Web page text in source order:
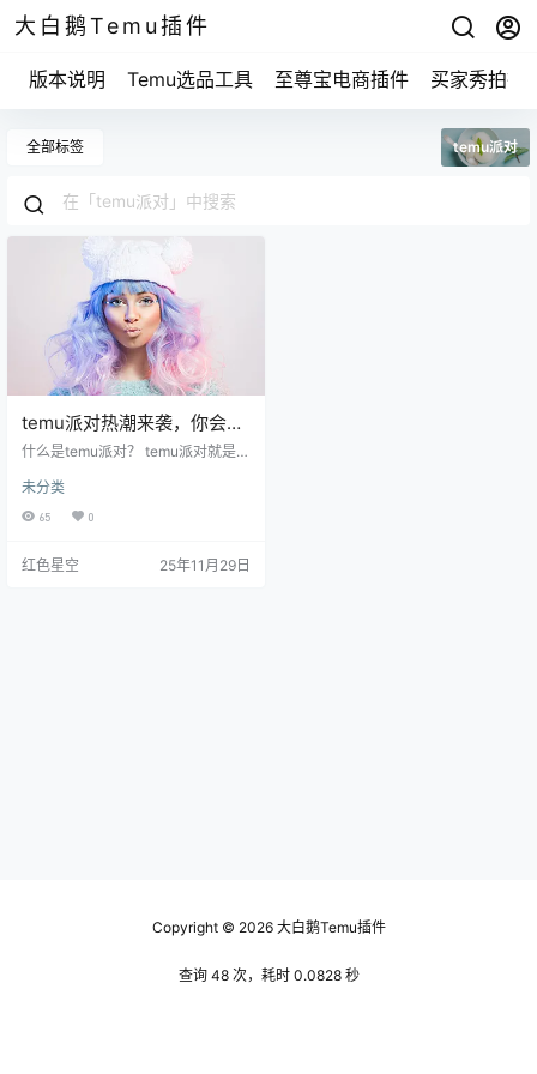
大白鹅Temu插件
版本说明 Temu选品工具 至尊宝电商插件 买家秀拍摄
全部标签 temu派对
temu派对热潮来袭，你会选
择参与还是观望？
什么是temu派对？ temu派对就是一
念。它不仅仅是个聚会，更像是一
个交流的平台，参加的人可以分享
的小型聚会，但temu派对把它变得
未分类
65 0
红色星空 25年11月29日
Copyright © 2026大白鹅Temu插件
查询 48 次，耗时 0.0828 秒